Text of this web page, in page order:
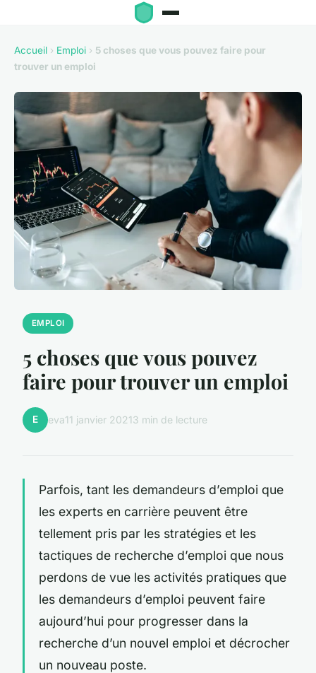
Accueil › Emploi › 5 choses que vous pouvez faire pour
trouver un emploi
EMPLOI
5 choses que vous pouvez
faire pour trouver un emploi
E eva11 janvier 20213 min de lecture
Parfois, tant les demandeurs d’emploi que
les experts en carrière peuvent être
tellement pris par les stratégies et les
tactiques de recherche d’emploi que nous
perdons de vue les activités pratiques que
les demandeurs d’emploi peuvent faire
aujourd’hui pour progresser dans la
recherche d’un nouvel emploi et décrocher
un nouveau poste.